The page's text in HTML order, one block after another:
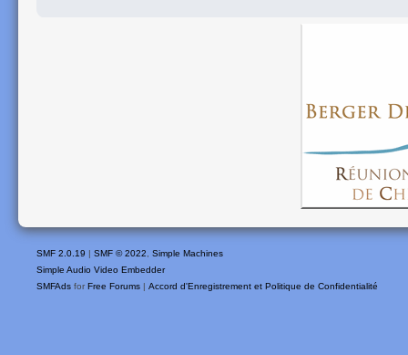
SMF 2.0.19 | SMF © 2022
Simple Machines
Simple Audio Video Embedder
SMFAds for Free Forums | Accord d'Enregistrement et Politique de Confidentialité